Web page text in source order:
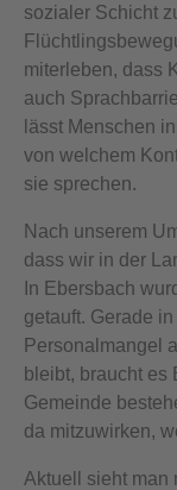
sozialer Schicht
miterleben, dass
auch
lässt Menschen
von welchem
sie sprechen.
Nach unserem
dass wir in der
In Ebersbach
getauft. Gerade
Personalmangel
bleibt, braucht es
Gemeinde
da mitzuwirken,
Aktuell sieht man